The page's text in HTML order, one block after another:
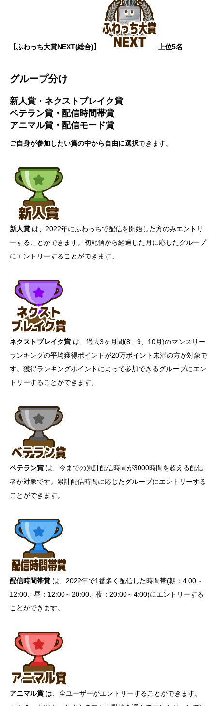
【ふわっち大賞NEXT(総合)】 上位5名
グループ分け
新人賞・ネクストブレイク賞
ベテラン賞・配信時間帯賞
アニマル賞・配信モード賞
ご自身が参加したい賞の中から自由に選択できます。
新人賞 は、2022年にふわっちで配信を開始した方のみエントリ
ーすることができます。初配信から経過した月に応じたグループ
にエントリーすることができます。
ネクストブレイク賞 は、過去3ヶ月間(8、9、10月)のマンスリー
ランキングの平均獲得ポイントが20万ポイント未満の方が対象で
す。獲得ランキングポイントによって参加できるグループにエン
トリーすることができます。
ベテラン賞 は、今までの累計配信時間が3000時間を超える配信
者が対象です。累計配信時間に応じたグループにエントリーする
ことができます。
配信時間帯賞 は、2022年で1番多く配信した時間帯(朝：4:00～
12:00、昼：12:00～20:00、夜：20:00～4:00)にエントリーする
ことができます。
アニマル賞 は、全ユーザーがエントリーすることができます。